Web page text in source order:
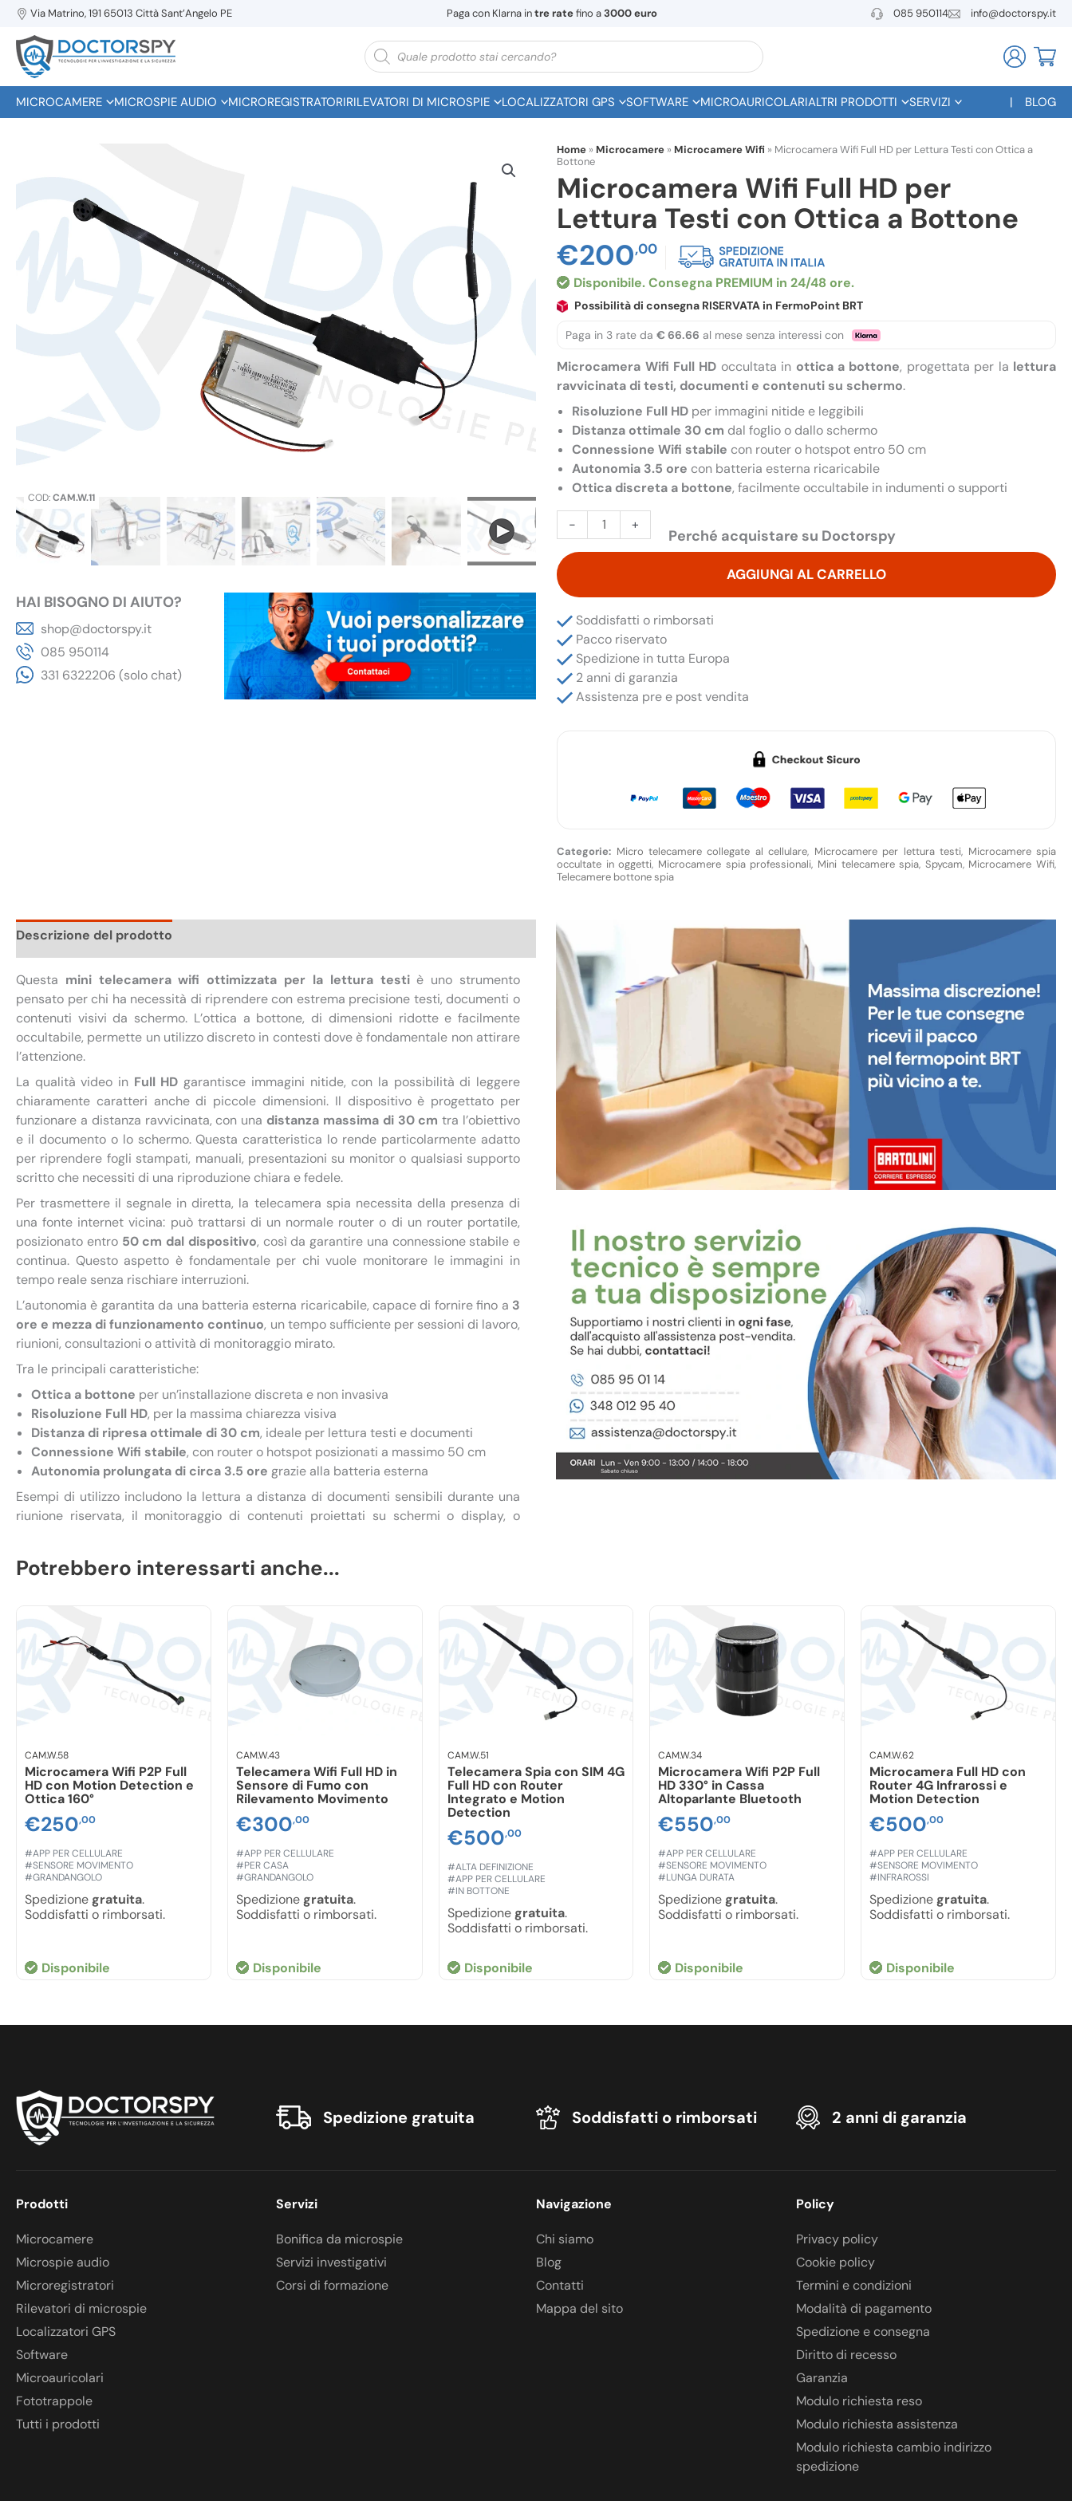
Via Matrino, 191 65013 Città Sant’Angelo PE Paga con Klarna intre ratefino a3000 euro 085 950114 info@doctorspy.it
Ricerca
prodotti
MICROCAMERE MICROSPIE AUDIO MICROREGISTRATORIRILEVATORI DI MICROSPIE LOCALIZZATORI GPS SOFTWARE MICROAURICOLARIALTRI PRODOTTI SERVIZI BLOG
COD:CAM.W.11
HAI BISOGNO DI AIUTO?
shop@doctorspy.it
085 950114
331 6322206 (solo chat)
Home » Microcamere » Microcamere Wifi » Microcamera Wifi Full HD per Lettura Testi con Ottica a
Bottone
Microcamera Wifi Full HD per
Lettura Testi con Ottica a Bottone
€200,00
Disponibile
Possibilità di consegna RISERVATA in FermoPoint BRT
Paga in 3 rate da€ 66.66 al mese senza interessi con
Microcamera Wifi Full HD occultata in ottica a bottone, progettata per la lettura
ravvicinata di testi, documenti e contenuti su schermo.
Risoluzione Full HD per immagini nitide e leggibili
Distanza ottimale 30 cm dal foglio o dallo schermo
Connessione Wifi stabile con router o hotspot entro 50 cm
Autonomia 3.5 ore con batteria esterna ricaricabile
Ottica discreta a bottone, facilmente occultabile in indumenti o supporti
-
Microcamera
Wifi
Full
HD
per
Lettura
Testi
con
Ottica
+
AGGIUNGI AL CARRELLO
Perché acquistare su Doctorspy
Soddisfatti o rimborsati
Pacco riservato
Spedizione in tutta Europa
2 anni di garanzia
Assistenza pre e post vendita
Micro telecamere collegate al cellulare, Microcamere per lettura testi, Microcamere spia
occultate in oggetti, Microcamere spia professionali, Mini telecamere spia, Spycam, Microcamere Wifi,
Telecamere bottone spia
Descrizione del prodotto
Questa mini telecamera wifi ottimizzata per la lettura testiè uno strumento
pensato per chi ha necessità di riprendere con estrema precisione testi, documenti o
contenuti visivi da schermo. L’ottica a bottone, di dimensioni ridotte e facilmente
occultabile, permette un utilizzo discreto in contesti dove è fondamentale non attirare
l’attenzione.
La qualità video in Full HD garantisce immagini nitide, con la possibilità di leggere
chiaramente caratteri anche di piccole dimensioni. Il dispositivo è progettato per
funzionare a distanza ravvicinata, con una distanza massima di 30 cm tra l’obiettivo
e il documento o lo schermo. Questa caratteristica lo rende particolarmente adatto
per riprendere fogli stampati, manuali, presentazioni su monitor o qualsiasi supporto
scritto che necessiti di una riproduzione chiara e fedele.
Per trasmettere il segnale in diretta, la telecamera spia necessita della presenza di
una fonte internet vicina: può trattarsi di un normale router o di un router portatile,
posizionato entro 50 cm dal dispositivo, così da garantire una connessione stabile e
continua. Questo aspetto è fondamentale per chi vuole monitorare le immagini in
tempo reale senza rischiare interruzioni.
L’autonomia è garantita da una batteria esterna ricaricabile, capace di fornire fino a 3
ore e mezza di funzionamento continuo, un tempo sufficiente per sessioni di lavoro,
riunioni, consultazioni o attività di monitoraggio mirato.
Tra le principali caratteristiche:
Ottica a bottone per un’installazione discreta e non invasiva
Risoluzione Full HD, per la massima chiarezza visiva
Distanza di ripresa ottimale di 30 cm, ideale per lettura testi e documenti
Connessione Wifi stabile, con router o hotspot posizionati a massimo 50 cm
Autonomia prolungata di circa 3.5 ore grazie alla batteria esterna
Esempi di utilizzo includono la lettura a distanza di documenti sensibili durante una
riunione riservata, il monitoraggio di contenuti proiettati su schermi o display, o
diverse esigenze operative.
con la
migliore componentistica sul mercato
Se hai dubbi o domande, contatta il nostro servizio tecnicoallo 085 950114
o su
Whatsapp
al348 01 29 540
. Saremo lieti di guidarti nella scelta del prodotto più
adatto alle tue esigenze o, dopo l’acquisto, aiutarti con la configurazione.
Potrebbero interessarti anche...
CAM.W.58
Microcamera Wifi P2P Full
HD con Motion Detection e
Ottica 160°
€250,00
#APP PER CELLULARE
#SENSORE MOVIMENTO
#GRANDANGOLO
Spedizione gratuita.
Soddisfatti o rimborsati.
Disponibile
CAM.W.43
Telecamera Wifi Full HD in
Sensore di Fumo con
Rilevamento Movimento
€300,00
#APP PER CELLULARE
#PER CASA
#GRANDANGOLO
Spedizione gratuita.
Soddisfatti o rimborsati.
Disponibile
CAM.W.51
Telecamera Spia con SIM 4G
Full HD con Router
Integrato e Motion
Detection
€500,00
#ALTA DEFINIZIONE
#APP PER CELLULARE
#IN BOTTONE
Spedizione gratuita.
Soddisfatti o rimborsati.
Disponibile
CAM.W.34
Microcamera Wifi P2P Full
HD 330° in Cassa
Altoparlante Bluetooth
€550,00
#APP PER CELLULARE
#SENSORE MOVIMENTO
#LUNGA DURATA
Spedizione gratuita.
Soddisfatti o rimborsati.
Disponibile
CAM.W.62
Microcamera Full HD con
Router 4G Infrarossi e
Motion Detection
€500,00
#APP PER CELLULARE
#SENSORE MOVIMENTO
#INFRAROSSI
Spedizione gratuita.
Soddisfatti o rimborsati.
Disponibile
Spedizione gratuita Soddisfatti o rimborsati 2 anni di garanzia
Prodotti
Microcamere
Microspie audio
Microregistratori
Rilevatori di microspie
Localizzatori GPS
Software
Microauricolari
Fototrappole
Tutti i prodotti
Servizi
Bonifica da microspie
Servizi investigativi
Corsi di formazione
Navigazione
Chi siamo
Blog
Contatti
Mappa del sito
Policy
Privacy policy
Cookie policy
Termini e condizioni
Modalità di pagamento
Spedizione e consegna
Diritto di recesso
Garanzia
Modulo richiesta reso
Modulo richiesta assistenza
Modulo richiesta cambio indirizzo
spedizione